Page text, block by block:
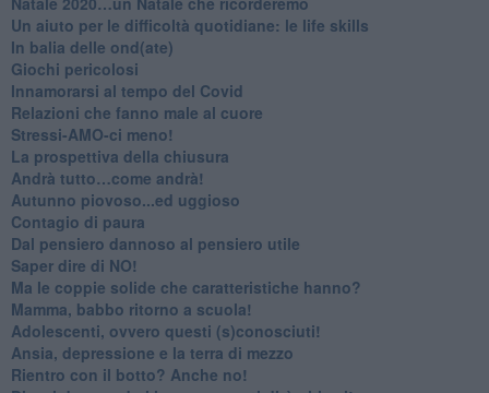
Un aiuto per le difficoltà quotidiane: le life skills
​In balia delle ond(ate)
Giochi pericolosi
Innamorarsi al tempo del Covid
​Relazioni che fanno male al cuore
​Stressi-AMO-ci meno!
​La prospettiva della chiusura
​Andrà tutto…come andrà!
Autunno piovoso...ed uggioso
​Contagio di paura
​Dal pensiero dannoso al pensiero utile
​Saper dire di NO!
​Ma le coppie solide che caratteristiche hanno?
​Mamma, babbo ritorno a scuola!
Adolescenti, ovvero questi (s)conosciuti!
Ansia, depressione e la terra di mezzo
​Rientro con il botto? Anche no!